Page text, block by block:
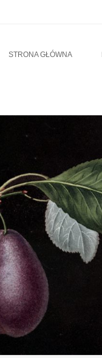
STRONA GŁÓWNA